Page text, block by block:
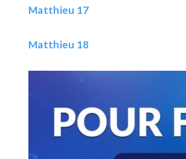
Matthieu 17
Matthieu 18